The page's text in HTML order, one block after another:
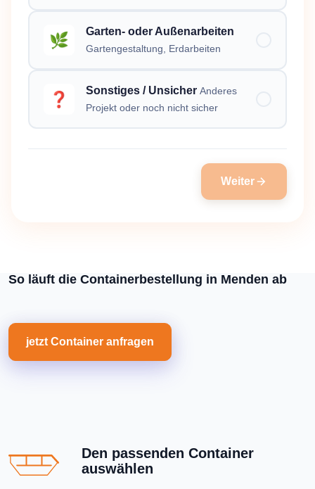
🌿 Garten- oder Außenarbeiten
Gartengestaltung, Erdarbeiten
❓ Sonstiges / Unsicher Anderes
Projekt oder noch nicht sicher
Weiter
So läuft die Containerbestellung in Menden ab
jetzt Container anfragen
Den passenden Container
auswählen